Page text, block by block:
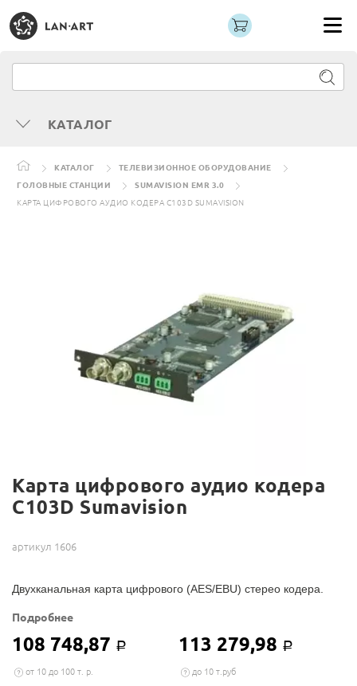
КАТАЛОГ
КАТАЛОГ
ТЕЛЕВИЗИОННОЕ ОБОРУДОВАНИЕ
ГОЛОВНЫЕ СТАНЦИИ
SUMAVISION EMR 3.0
КАРТА ЦИФРОВОГО АУДИО КОДЕРА C103D SUMAVISION
Карта цифрового аудио кодера
C103D Sumavision
артикул 1606
Двухканальная карта цифрового (AES/EBU) стерео кодера.
Подробнее
108 748,87 Р 113 279,98 Р
от 10 до 100 т. р. до 10 т.руб